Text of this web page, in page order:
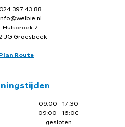
024 397 43 88
Hulsbroek 7
JG Groesbeek
Plan Route
09:00 - 17:30
09:00 - 16:00
gesloten